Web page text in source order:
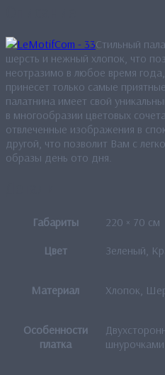
Стильный
шерсть и нежный хлопок, что
неотразимо в любое время
принесет только самые
палатнина имеет свой
в многообразии цветовых
отвлеченные изображения в
другой, что позволит Вам с
образы день ото дня.
Габариты
220 × 70 см
Цвет
Зеленый,
Материал Хлопок,
Особенности
платка
шнурочками